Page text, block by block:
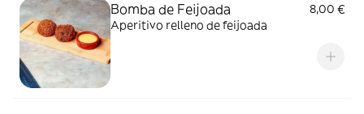
Bomba de Feijoada
8,00 €
Aperitivo relleno de feijoada